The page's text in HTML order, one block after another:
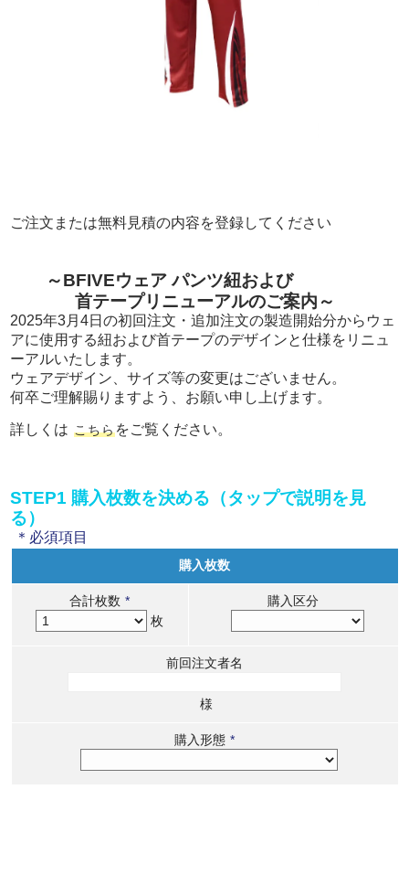
ご注文または無料見積の内容を登録してください
～BFIVEウェア パンツ紐および
首テープリニューアルのご案内～
2025年3月4日の初回注文・追加注文の製造開始分からウェ
アに使用する紐および首テープのデザインと仕様をリニュ
ーアルいたします。
ウェアデザイン、サイズ等の変更はございません。
何卒ご理解賜りますよう、お願い申し上げます。
詳しくは こちらをご覧ください。
STEP1 購入枚数を決める（タップで説明を見
る）
＊必須項目
購入枚数
合計枚数 *
枚
購入区分
前回注文者名
様
購入形態 *